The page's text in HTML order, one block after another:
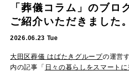
「葬儀コラム」のブロ
ご紹介いただきました。
2026.06.23 Tue
大田区葬儀 はばたきグループの運営
内の記事「 日々の暮らしをスマート